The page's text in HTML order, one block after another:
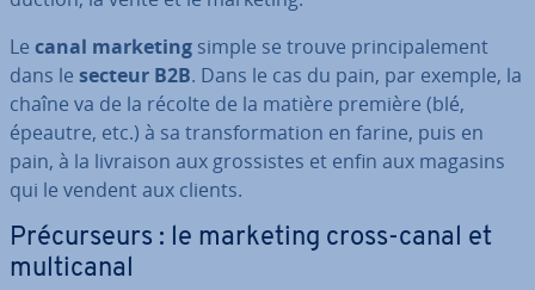
Le canal marketing simple se trouve prin­ci­pa­le­ment
dans le secteur B2B. Dans le cas du pain, par exemple, la
chaîne va de la récolte de la matière première (blé,
épeautre, etc.) à sa trans­for­ma­tion en farine, puis en
pain, à la livraison aux gros­sistes et enfin aux magasins
qui le vendent aux clients.
Pré­cur­seurs : le marketing cross-canal et
mul­ti­ca­nal